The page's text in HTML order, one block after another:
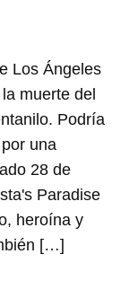
Los Ángeles
muerte del
Podría
una
28 de
Paradise
heroína y
[…]